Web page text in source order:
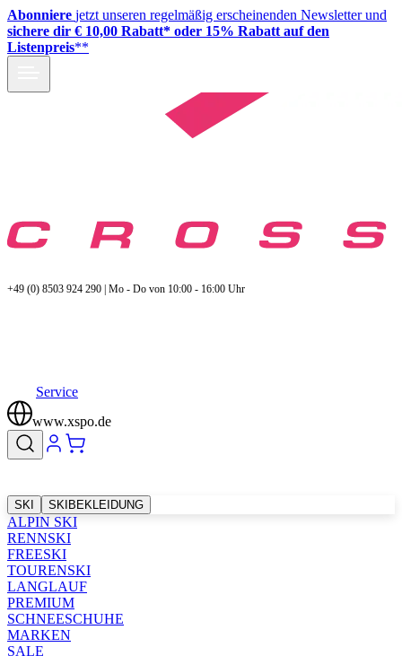
Abonniere jetzt unseren regelmäßig erscheinenden Newsletter und
sichere dir € 10,00 Rabatt* oder 15% Rabatt auf den
Listenpreis**
+49 (0) 8503 924 290 | Mo - Do von 10:00 - 16:00 Uhr
Service
www.xspo.de
SKI SKIBEKLEIDUNG
ALPIN SKI
RENNSKI
FREESKI
TOURENSKI
LANGLAUF
PREMIUM
SCHNEESCHUHE
MARKEN
SALE